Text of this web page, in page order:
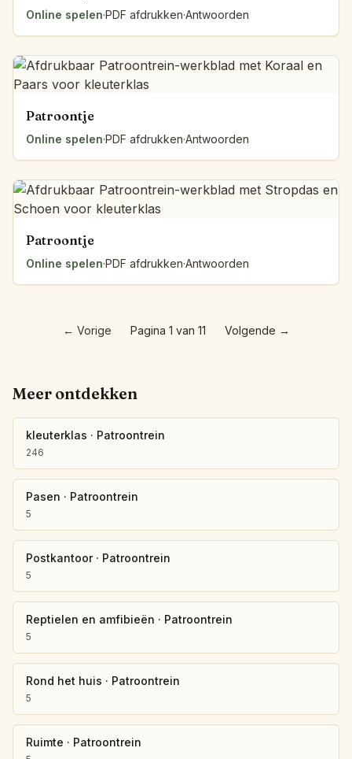
Online spelen·PDF afdrukken·Antwoorden
Patroontje
Online spelen·PDF afdrukken·Antwoorden
Patroontje
Online spelen·PDF afdrukken·Antwoorden
← Vorige Pagina 1 van 11 Volgende →
Meer ontdekken
kleuterklas · Patroontrein
246
Pasen · Patroontrein
5
Postkantoor· Patroontrein
5
Reptielen en amfibieën · Patroontrein
5
Rond het huis · Patroontrein
5
Ruimte · Patroontrein